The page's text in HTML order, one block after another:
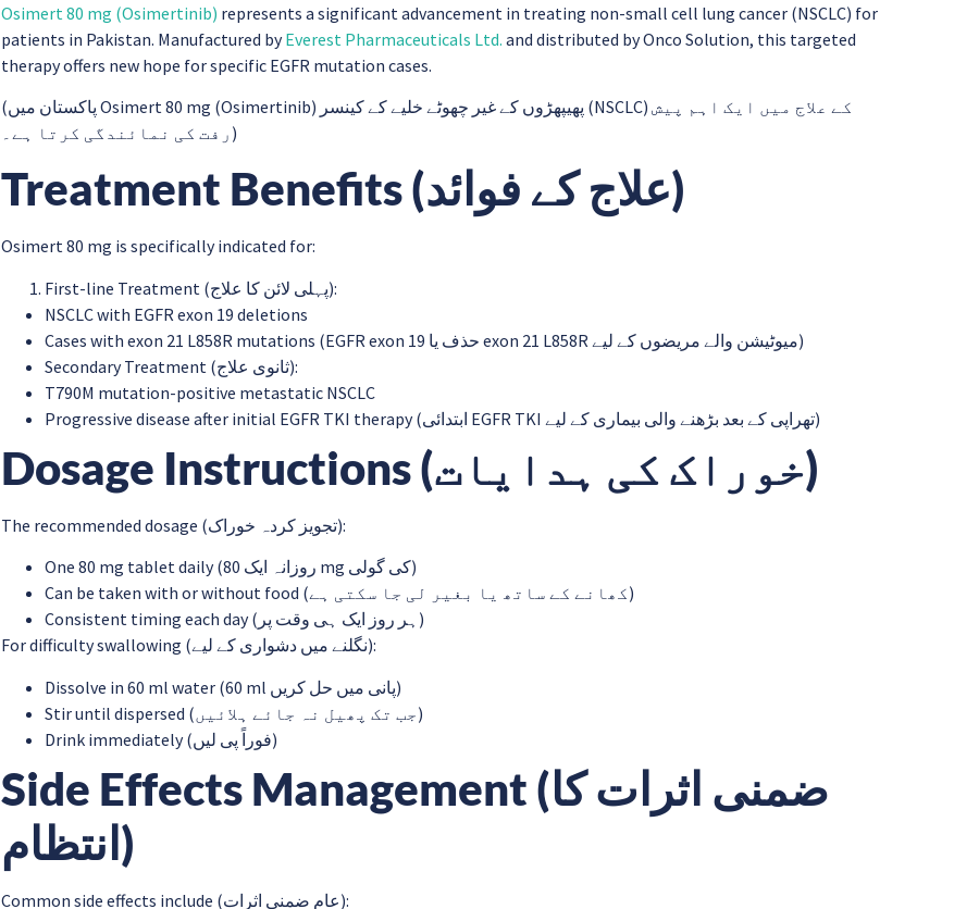
Osimert 80 mg (Osimertinib) represents a significant advancement in treating non-small cell lung cancer (NSCLC) for
patients in Pakistan. Manufactured byEverest Pharmaceuticals Ltd. and distributed by Onco Solution, this targeted
therapy offers new hope for specific EGFR mutation cases.
(پاکستان میں Osimert 80 mg (Osimertinib) پھیپھڑوں کے غیر چھوٹے خلیے کے کینسر (NSCLC) کے علاج میں ایک اہم پیش
رفت کی نمائندگی کرتا ہے۔)
Treatment Benefits (علاج کے فوائد)
Osimert 80 mg is specifically indicated for:
First-line Treatment (پہلی لائن کا علاج):
NSCLC with EGFR exon 19 deletions
Cases with exon 21 L858R mutations (EGFR exon 19 حذف یا exon 21 L858R میوٹیشن والے مریضوں کے لیے)
Secondary Treatment (ثانوی علاج):
T790M mutation-positive metastatic NSCLC
Progressive disease after initial EGFR TKI therapy (ابتدائی EGFR TKI تھراپی کے بعد بڑھنے والی بیماری کے لیے)
Dosage Instructions (خوراک کی ہدایات)
The recommended dosage (تجویز کردہ خوراک):
One 80 mg tablet daily (روزانہ ایک 80 mg کی گولی)
Can be taken with or without food (کھانے کے ساتھ یا بغیر لی جا سکتی ہے)
Consistent timing each day (ہر روز ایک ہی وقت پر)
For difficulty swallowing (نگلنے میں دشواری کے لیے):
Dissolve in 60 ml water (60 ml پانی میں حل کریں)
Stir until dispersed (جب تک پھیل نہ جائے ہلائیں)
Drink immediately (فوراً پی لیں)
Side Effects Management (ضمنی اثرات کا
انتظام)
Common side effects include (عام ضمنی اثرات):